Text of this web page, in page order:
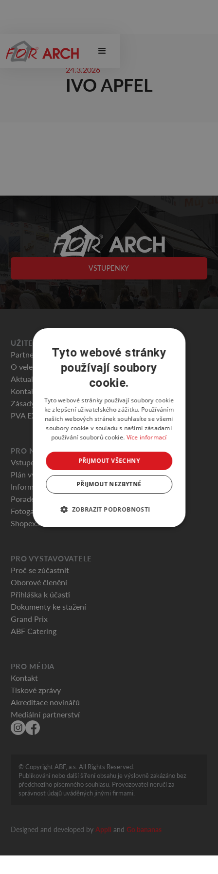
24.3.2026
IVO APFEL
VSTUPENKY
UŽITEČNÉ
Partneři veletrhu
O veletrhu
Aktuality
Kontakty
Zásady ochrany osobních údajů
PVA EXPO PRAHA
PRO NÁVŠTĚVNÍKY
Vstupenky
Plán výstaviště
Informace pro návštěvníky
Poradenská centra
Fotogalerie
Shopex.cz
PRO VYSTAVOVATELE
Proč se zúčastnit
Oborové členění
Přihláška k účasti
Dokumenty ke stažení
Grand Prix
ABF Catering
PRO MÉDIA
Kontakt
Tiskové zprávy
Akreditace novinářů
Mediální partnerství
© Copyright ABF, a.s. All Rights Reserved.
Publikování nebo další šíření obsahu je výslovně zakázáno bez
předchozího písemného souhlasu. Provozovatel neručí za
správnost údajů uváděných jinými firmami.
Designed and developed byAppli andGo bananas
Tyto webové stránky
používají soubory
cookie.
Tyto webové stránky používají soubory cookie
ke zlepšení uživatelského zážitku. Používáním
našich webových stránek souhlasíte se všemi
soubory cookie v souladu s našimi zásadami
používání souborů cookie. Více informací
PŘIJMOUT VŠECHNY
PŘIJMOUT NEZBYTNÉ
ZOBRAZIT PODROBNOSTI